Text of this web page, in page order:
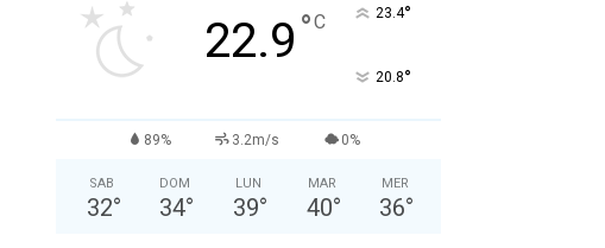
22.9 °C 23.4°
20.8°
89% 3.2m/s 0%
SAB
32°
DOM
34°
LUN
39°
MAR
40°
MER
36°